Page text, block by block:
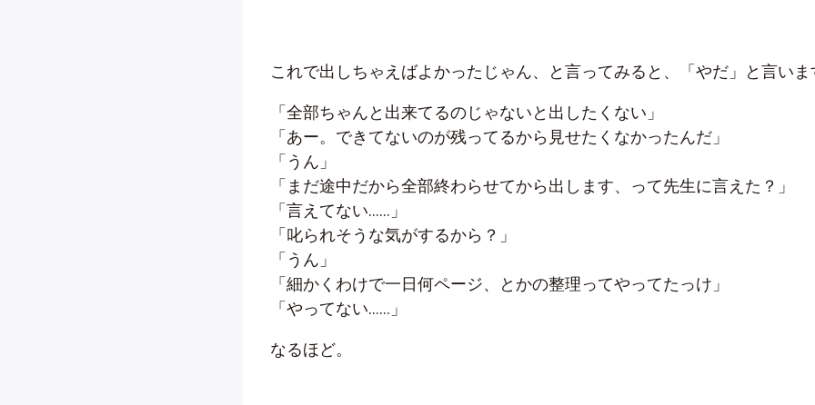
これで出しちゃえばよかったじゃん、と言ってみると、「やだ」と言いま
「全部ちゃんと出来てるのじゃないと出したくない」
「あー。できてないのが残ってるから見せたくなかったんだ」
「うん」
「まだ途中だから全部終わらせてから出します、って先生に言えた？」
「言えてない……」
「叱られそうな気がするから？」
「うん」
「細かくわけで一日何ページ、とかの整理ってやってたっけ」
「やってない……」
なるほど。